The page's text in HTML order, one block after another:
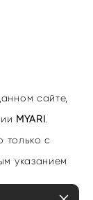
сайте,
MYARI
только с
указанием